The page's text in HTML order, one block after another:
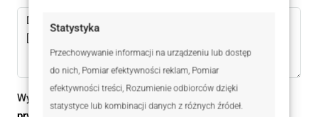
Statystyka
Przechowywanie informacji na urządzeniu lub dostęp
do nich, Pomiar efektywności reklam, Pomiar
efektywności treści, Rozumienie odbiorców dzięki
statystyce lub kombinacji danych z różnych źródeł.
Wysyłając ten formularz zgadzam się z